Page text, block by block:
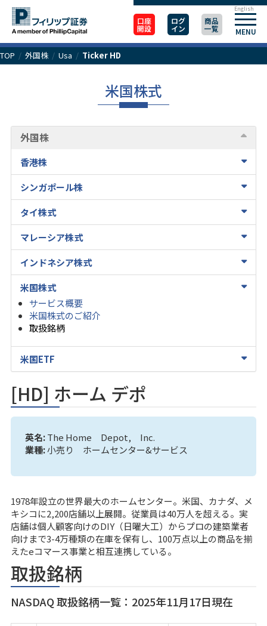
口座
開設
ログ
イン
商品
一覧 MENU
English
TOP / 外国株/ Usa / Ticker HD
米国株式
外国株
香港株
シンガポール株
タイ株式
マレーシア株式
インドネシア株式
米国株式
サービス概要
米国株式のご紹介
取扱銘柄
米国ETF
[HD] ホーム デポ
英名:The Home Depot, Inc.
業種:小売り ホームセンター&サービス
1978年設立の世界最大のホームセンター。米国、カナダ、メ
キシコに2,200店舗以上展開。従業員は40万人を超える。実
店舗は個人顧客向けのDIY（日曜大工）からプロの建築業者
向けまで3-4万種類の在庫を保有し、100万点以上の商品を揃
えたeコマース事業と相互連携している。
取扱銘柄
NASDAQ 取扱銘柄一覧：2025年11月17日現在